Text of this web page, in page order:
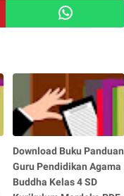
Download Buku Panduan
Guru Pendidikan Agama
Buddha Kelas 4 SD